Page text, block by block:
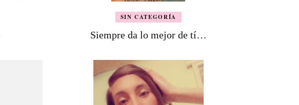
SIN CATEGORÍA
Siempre da lo mejor de tí…